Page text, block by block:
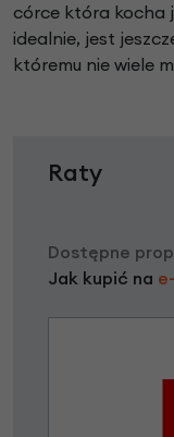
córce która kocha
idealnie, jest
któremu nie wiele
Raty
Dostępne
Jak kupić na